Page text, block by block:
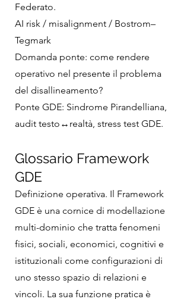
Federato.
AI risk / misalignment / Bostrom–
Tegmark
Domanda ponte: come rendere
operativo nel presente il problema
del disallineamento?
Ponte GDE: Sindrome Pirandelliana,
audit testo↔realtà, stress test GDE.
Glossario Framework
GDE
Definizione operativa. Il Framework
GDE è una cornice di modellazione
multi-dominio che tratta fenomeni
fisici, sociali, economici, cognitivi e
istituzionali come configurazioni di
uno stesso spazio di relazioni e
vincoli. La sua funzione pratica è